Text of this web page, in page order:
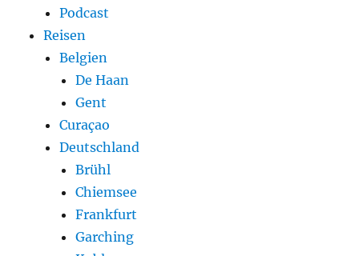
Podcast
Reisen
Belgien
De Haan
Gent
Curaçao
Deutschland
Brühl
Chiemsee
Frankfurt
Garching